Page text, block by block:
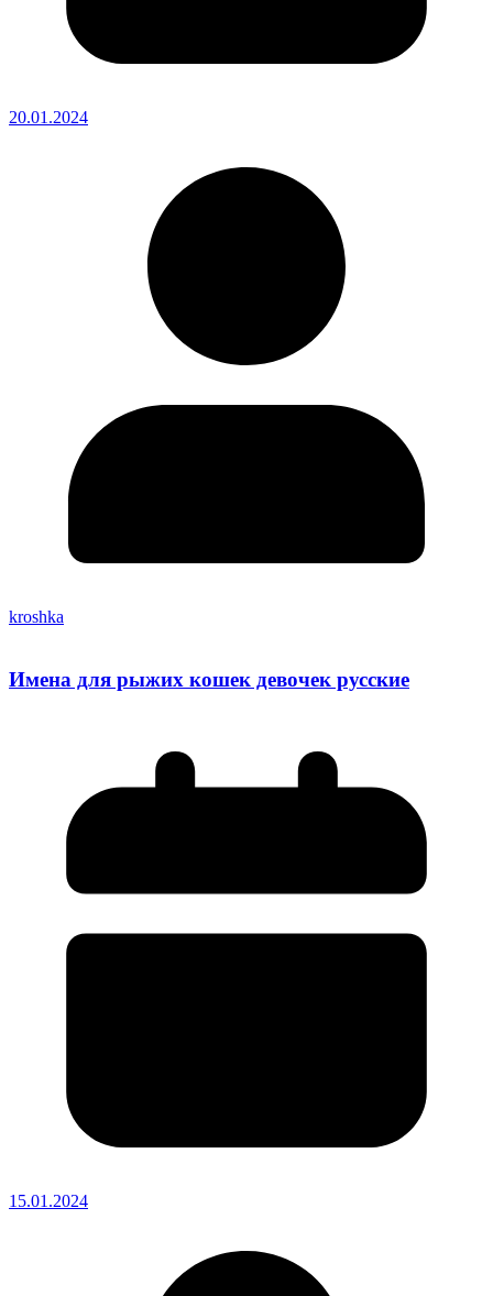
20.01.2024
kroshka
Имена для рыжих кошек девочек русские
15.01.2024